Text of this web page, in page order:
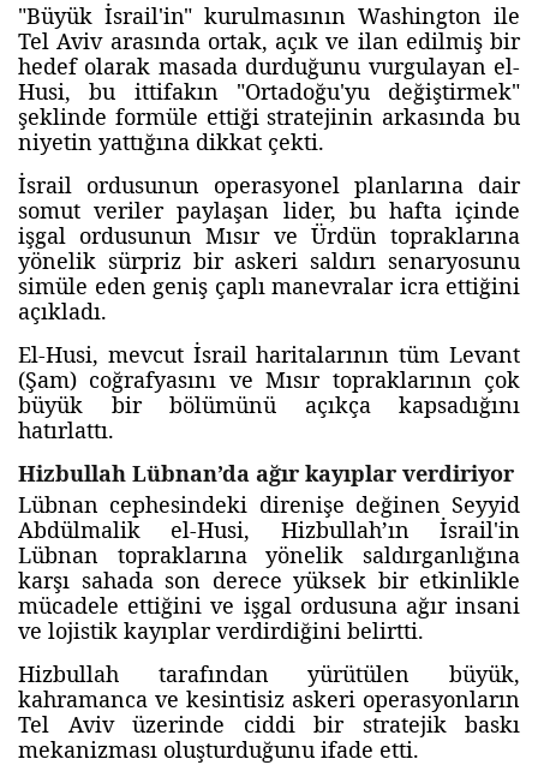
"Büyük İsrail'in" kurulmasının Washington ile
Tel Aviv arasında ortak, açık ve ilan edilmiş bir
hedef olarak masada durduğunu vurgulayan el-
Husi, bu ittifakın "Ortadoğu'yu değiştirmek"
şeklinde formüle ettiği stratejinin arkasında bu
niyetin yattığına dikkat çekti.
İsrail ordusunun operasyonel planlarına dair
somut veriler paylaşan lider, bu hafta içinde
işgal ordusunun Mısır ve Ürdün topraklarına
yönelik sürpriz bir askeri saldırı senaryosunu
simüle eden geniş çaplı manevralar icra ettiğini
açıkladı.
El-Husi, mevcut İsrail haritalarının tüm Levant
(Şam) coğrafyasını ve Mısır topraklarının çok
büyük bir bölümünü açıkça kapsadığını
hatırlattı.
Hizbullah Lübnan’da ağır kayıplar verdiriyor
Lübnan cephesindeki direnişe değinen Seyyid
Abdülmalik el-Husi, Hizbullah’ın İsrail'in
Lübnan topraklarına yönelik saldırganlığına
karşı sahada son derece yüksek bir etkinlikle
mücadele ettiğini ve işgal ordusuna ağır insani
ve lojistik kayıplar verdirdiğini belirtti.
Hizbullah tarafından yürütülen büyük,
kahramanca ve kesintisiz askeri operasyonların
Tel Aviv üzerinde ciddi bir stratejik baskı
mekanizması oluşturduğunu ifade etti.